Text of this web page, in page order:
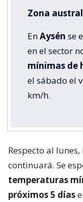
Zona austral
EnAysén se
en el sector
mínimas de
el sábado el
km/h.
Respecto al
continuará. Se
temperaturas
próximos 5 días